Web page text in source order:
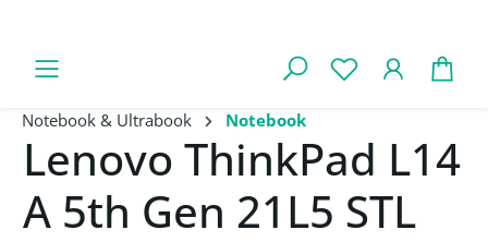
Notebook & Ultrabook Notebook
Lenovo ThinkPad L14
A 5th Gen 21L5 STL